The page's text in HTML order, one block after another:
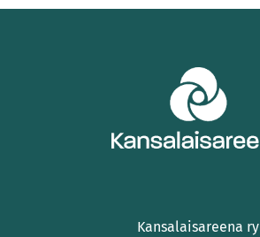
Kansalaisareena ry